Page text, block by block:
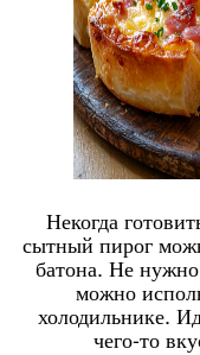
Некогда
сытный пирог
батона. Не
можно
холодильнике.
чего-то